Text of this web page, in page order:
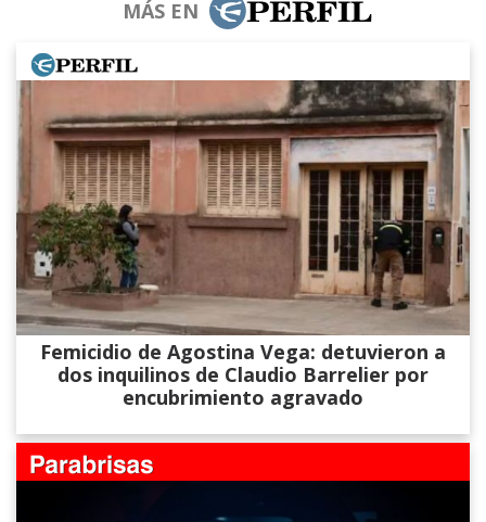
MÁS EN
Femicidio de Agostina Vega: detuvieron a
dos inquilinos de Claudio Barrelier por
encubrimiento agravado